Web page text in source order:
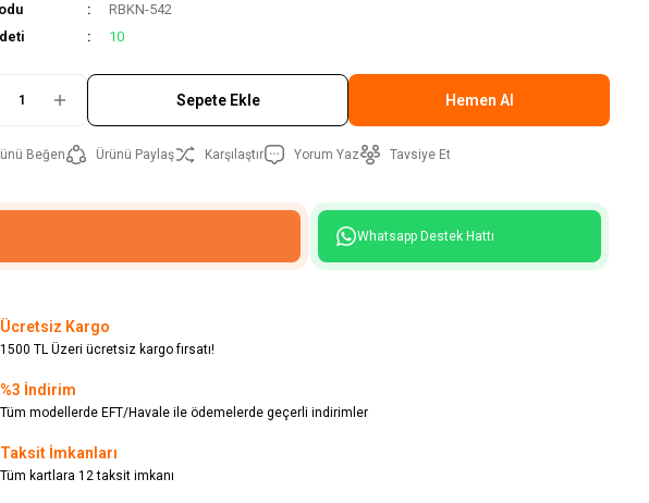
RBKN-542
10
Sepete Ekle Hemen Al
Ürünü Paylaş Karşılaştır Yorum Yaz Tavsiye Et
Whatsapp Destek Hattı
Ücretsiz Kargo
1500 TL Üzeri ücretsiz kargo fırsatı!
%3 İndirim
Tüm modellerde EFT/Havale ile ödemelerde geçerli indirimler
Taksit İmkanları
Tüm kartlara 12 taksit imkanı